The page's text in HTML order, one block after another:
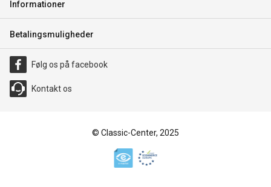
Informationer
Betalingsmuligheder
Følg os på facebook
Kontakt os
© Classic-Center, 2025